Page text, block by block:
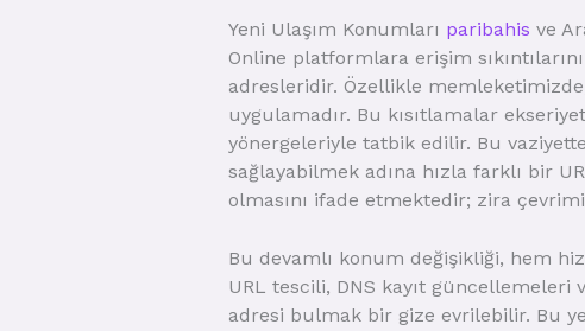
Yeni Ulaşım Konumları paribahis ve
Online platformlara erişim
adresleridir. Özellikle
uygulamadır. Bu kısıtlamalar
yönergeleriyle tatbik edilir. Bu
sağlayabilmek adına hızla farklı bir
olmasını ifade etmektedir; zira
Bu devamlı konum değişikliği, hem
URL tescili, DNS kayıt
adresi bulmak bir gize evrilebilir. Bu